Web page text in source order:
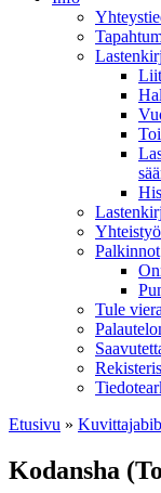
Palkinnot
Tule
Etusivu »
Kodansha